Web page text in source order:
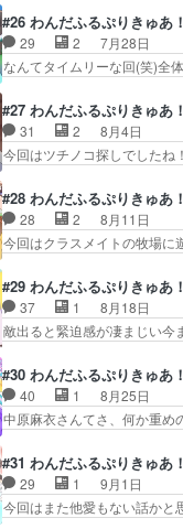
す。ニコ様が卵の状態で…
ン。キラリンアニマル… ド
う事は…あのガル…
が悟の心の内を代弁してる
年に1度のプリキュア水着
んの水着は上半身にTシャ
曜日ですユキちゃんのシ
組で笑ったそれを普通… “い
屋敷さんのテンシ… 自由研
同。ウミガメの…
#26 わんだふるぷりきゅあ！
29 2
7月28日
なんてタイムリーな回(笑)
すぎてヤバい！」っていう
は人類の生存に適さない。
ガルは暑さに強いラクダ
ですね。ギャグがおもし
けたものの、暑さのせいで
す。暑さ対策を話の殆ど…
報量が多く、しっかり…
#27 わんだふるぷりきゅあ！
31 2
8月4日
今回はツチノコ探しでした
ゆちゃんがユキをスリスリ
コに会いた～い！ アミテ
でるまゆのシーンで、ユ
らない都会人まゆちゃん
熱狂する悟くんとツチノコ
～い！アイキャッチ変わっ
サだった!?あれ頭部石…
#28 わんだふるぷりきゅあ！
28 2
8月11日
今回はクラスメイトの牧
部は平地で内陸側には山が
な牧場のお話ですね。メエ
エが「頑張れー！」って
休みに入ってからいつも
ラスメイトの大熊は、家の
べるシーンすごく好き。こ
場。…アニマルタウンに…
#29 わんだふるぷりきゅあ！
37 1
8月18日
敵出ると緊迫感が凄まじい
様ってユニコーンか。意表
の絆がテーマであり、日本
デンの創始者、これは…だ
種保存の方向に舵を切る
想です。復活したニコ様が
いうワードが出る度に「闇
いだから次を観てみない…
#30 わんだふるぷりきゅあ！
40 1
8月25日
中原麻衣さんてさ、何か
石、SCP財団が収容した方
制作の遅延も予算使いすぎ
姉様の負けず嫌いな所と
もちゃが出てきた。そし
#31 わんだふるぷりきゅあ！
29 1
9月1日
今回はまた他愛もない話